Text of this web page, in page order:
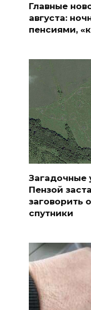
Главные
августа:
пенсиями,
Загадочные
Пензой
заговорить
спутники